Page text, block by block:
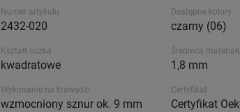
Numer artykułu
2432-020
Dostępne kolory
czarny (06)
Kształt oczka
kwadratowe
Średnica
1,8 mm
Wykonanie na krawędzi
wzmocniony sznur ok. 9 mm
Certyfikat
Certyfikat